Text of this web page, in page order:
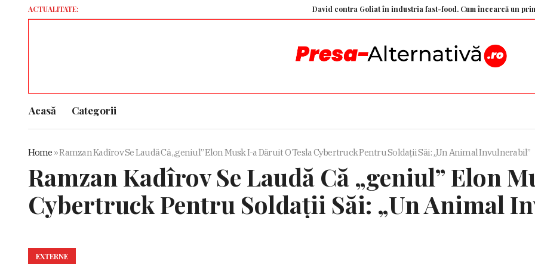
ACTUALITATE: David contra Goliat în industria fast-food. Cum încearcă un primar din
Acasă Categorii
Home »Ramzan Kadîrov Se Laudă Că „geniul” Elon Musk I-a Dăruit O Tesla Cybertruck Pentru Soldații Săi: „Un Animal Invulnerabil”
Ramzan Kadîrov Se Laudă Că „geniul” Elon
Cybertruck Pentru Soldații Săi: „Un Animal
EXTERNE